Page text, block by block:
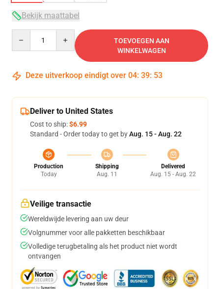
Bekijk maattabel
TOEVOEGEN AAN
WINKELWAGEN
Deze uitverkoop eindigt over 04: 39: 53
Deliver to United States
Cost to ship:$6.99
Standard - Order today to get byAug. 15 - Aug. 22
Production
Today
Shipping
Aug. 11
Delivered
Aug. 15 - Aug. 22
Veilige transactie
Wereldwijde levering aan uw deur
Volgnummer voor alle pakketten beschikbaar
Volledige terugbetaling als het product niet wordt
ontvangen